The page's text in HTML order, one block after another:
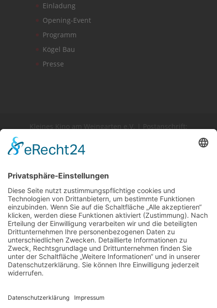
Einladung
Opening-Event
Programm
Kögel Bau
Presse
Kleines Kino am Weingarten e.V. | Postanschrift:
Königswall 97, D-32423 Minden
Unsere kleine Kino-Post schon
abonniert?
Leser*innen unseres Newsletters sind
klar im Vorteil: schnelle Infos, alle Filme,
exklusive Vorab-News. Dazu
Infos, die andere erst viel später oder